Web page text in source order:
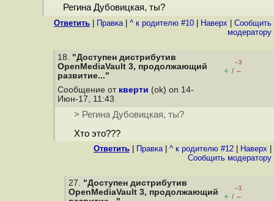
Регина Дубовицкая, ты?
Ответить Правка| ^ к родителю #10 Наверх
Cообщить
модератору
18. "Доступен дистрибутив
OpenMediaVault 3, продолжающий
развитие..."
–3
+ / –
Сообщение от кверти (ok) on 14-
Июн-17, 11:43
> Регина Дубовицкая, ты?
Хто это???
Ответить Правка| ^ к родителю #12 Наверх
Cообщить модератору
27. "Доступен дистрибутив
OpenMediaVault 3, продолжающий
–1
+ / –